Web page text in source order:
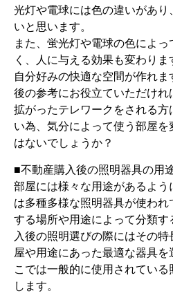
光灯や電球には色の違いがあ
いと思います。
また、蛍光灯や電球の色によ
く、人に与える効果も変わりま
自分好みの快適な空間が作れ
後の参考にお役立ていただけ
拡がったテレワークをされる
い為、気分によって使う部屋
はないでしょうか？
■不動産購入後の照明器具の用
部屋には様々な用途があるよ
は多種多様な照明器具が使われ
する場所や用途によって分類
入後の照明選びの際にはその
屋や用途にあった最適な器具を
こでは一般的に使用されてい
します。